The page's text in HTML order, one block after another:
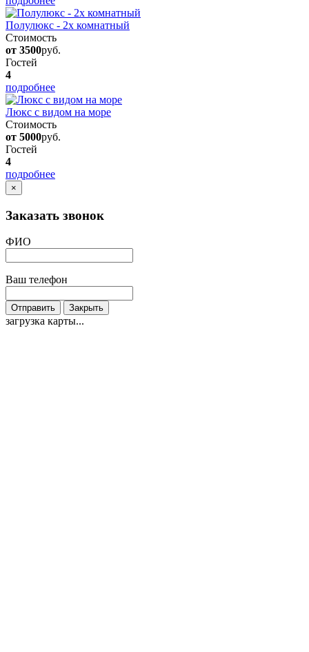
Полулюкс - 2х комнатный
Стоимость
от 3500руб.
Гостей
4
подробнее
Люкс с видом на море
Стоимость
от 5000руб.
Гостей
4
подробнее
×
Заказать звонок
ФИО
Ваш телефон
Отправить Закрыть
загрузка карты...